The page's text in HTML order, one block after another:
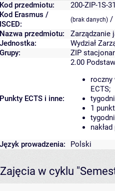
Kod przedmiotu:
200-ZIP-1S-
Kod Erasmus /
ISCED:
(brak danych) /
Nazwa przedmiotu:
Zarządzanie
Jednostka:
Wydział
Grupy:
ZIP
Punkty ECTS i inne:
2.00
roczny
ECTS;
1
Język prowadzenia:
Polski
Zajęcia w cyklu